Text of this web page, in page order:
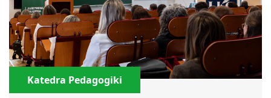
Katedra Pedagogiki